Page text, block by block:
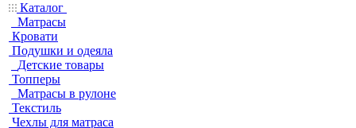
Каталог
Матрасы
Кровати
Подушки и одеяла
Детские товары
Топперы
Матрасы в рулоне
Текстиль
Чехлы для матраса